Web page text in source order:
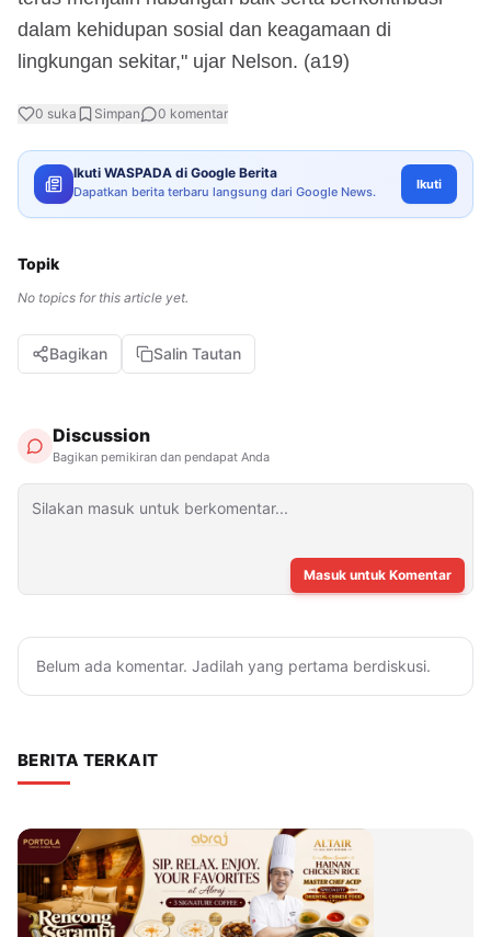
dalam kehidupan sosial dan keagamaan di
lingkungan sekitar," ujar Nelson. (a19)
0 suka Simpan 0 komentar
Ikuti WASPADA di Google Berita
Dapatkan berita terbaru langsung dari Google News. Ikuti
Topik
No topics for this article yet.
Bagikan Salin Tautan
Discussion
Bagikan pemikiran dan pendapat Anda
Masuk untuk Komentar
Belum ada komentar. Jadilah yang pertama berdiskusi.
BERITA TERKAIT